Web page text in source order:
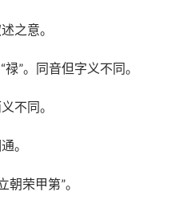
之意。
禄”。同音但字义不同。
不同。
。
朝荣甲第”。